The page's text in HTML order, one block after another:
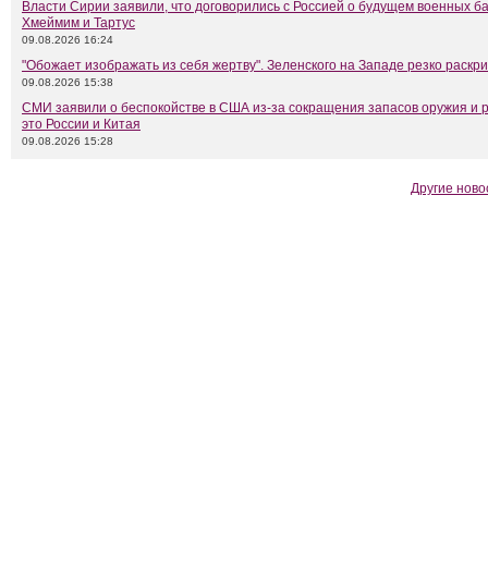
Власти Сирии заявили, что договорились с Россией о будущем военных
Хмеймим и Тартус
09.08.2026 16:24
"Обожает изображать из себя жертву". Зеленского на Западе резко
09.08.2026 15:38
СМИ заявили о беспокойстве в США из-за сокращения запасов оружия и
это России и Китая
09.08.2026 15:28
Другие